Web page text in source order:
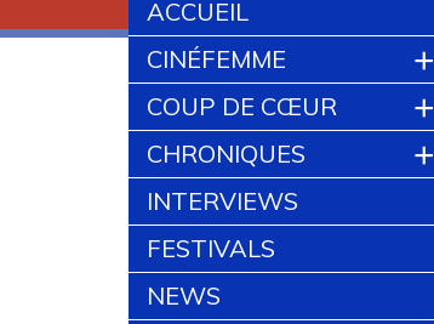
ACCUEIL
CINÉFEMME
+
COUP DE CŒUR +
CHRONIQUES +
INTERVIEWS
FESTIVALS
NEWS